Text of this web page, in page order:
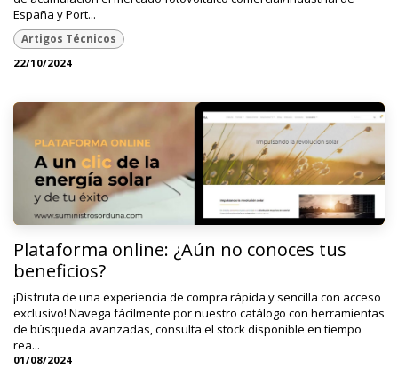
España y Port...
Artigos Técnicos
22/10/2024
Plataforma online: ¿Aún no conoces tus
beneficios?
¡Disfruta de una experiencia de compra rápida y sencilla con acceso
exclusivo! Navega fácilmente por nuestro catálogo con herramientas
de búsqueda avanzadas, consulta el stock disponible en tiempo
rea...
01/08/2024